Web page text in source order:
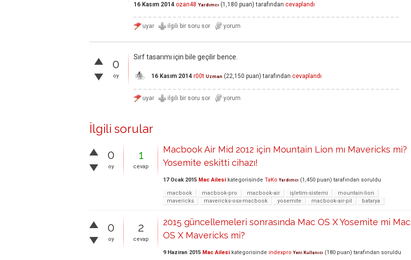
16 Kasım 2014 ozan48 Yardımcı (1,180 puan) tarafından cevaplandı
0
oy
Sırf tasarımı için bile geçilir bence.
16 Kasım 2014 r00t Uzman (22,150 puan) tarafından cevaplandı
İlgili sorular
0
oy
1
cevap
Macbook Air Mid 2012 için Mountain Lion mı Mavericks mi?
Yosemite eskitti cihazı!
17 Ocak 2015 Mac Ailesi kategorisinde TaKo Yardımcı (1,450 puan) tarafından soruldu
macbook macbook-pro macbook-air işletim-sistemi
mountain-lion
mavericks
mavericks-osx-macbook yosemite macbook-air-pil batarya
0
oy
2
cevap
2015 güncellemeleri sonrasında Mac OS X Yosemite mi Mac
OS X Mavericks mi?
9 Haziran 2015 Mac Ailesi kategorisinde indexpro Yeni Kullanıcı (180 puan) tarafından soruldu